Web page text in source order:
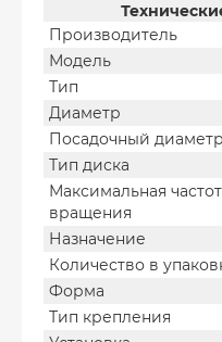
Производитель
Модель
Тип
Диаметр
Посадочный диаметр
Тип диска
Максимальная
вращения
Назначение
Количество в
Форма
Тип крепления